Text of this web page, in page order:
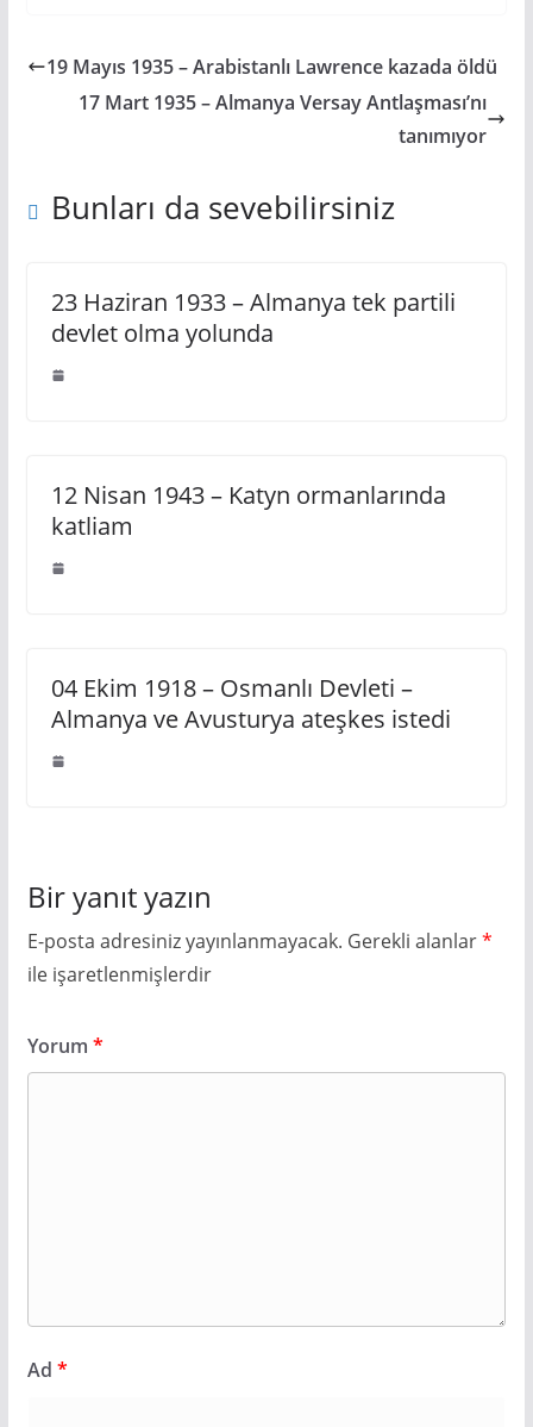
19 Mayıs 1935 – Arabistanlı Lawrence kazada öldü
17 Mart 1935 – Almanya Versay Antlaşması’nı
tanımıyor
Bunları da sevebilirsiniz
23 Haziran 1933 – Almanya tek partili
devlet olma yolunda
12 Nisan 1943 – Katyn ormanlarında
katliam
04 Ekim 1918 – Osmanlı Devleti –
Almanya ve Avusturya ateşkes istedi
Bir yanıt yazın
E-posta adresiniz yayınlanmayacak. Gerekli alanlar*
ile işaretlenmişlerdir
Yorum *
Ad *